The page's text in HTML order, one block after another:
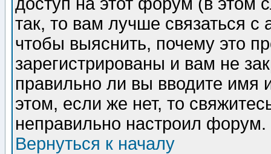
так, то вам лучше связаться
чтобы выяснить, почему это
зарегистрированы и вам не
правильно ли вы вводите
этом, если же нет, то
неправильно настроил форум.
Вернуться к началу